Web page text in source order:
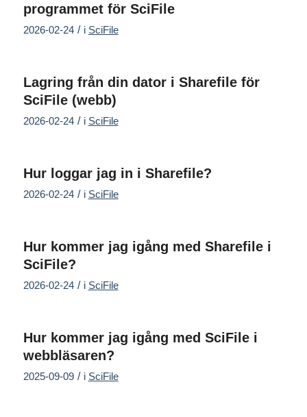
programmet för SciFile
2026-02-24 / i SciFile
Lagring från din dator i Sharefile för
SciFile (webb)
2026-02-24 / i SciFile
Hur loggar jag in i Sharefile?
2026-02-24 / i SciFile
Hur kommer jag igång med Sharefile i
SciFile?
2026-02-24 / i SciFile
Hur kommer jag igång med SciFile i
webbläsaren?
2025-09-09 / i SciFile